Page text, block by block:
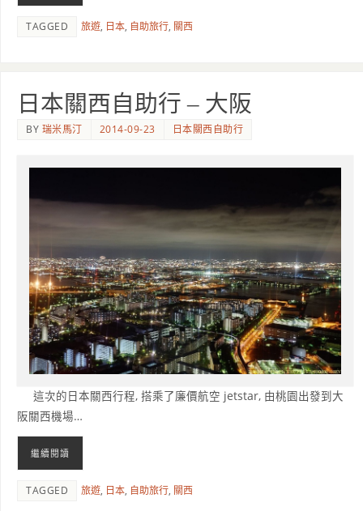
TAGGED 旅遊, 日本, 自助旅行, 關西
日本關西自助行 – 大阪
BY 瑞米馬汀 2014-09-23 日本關西自助行
這次的日本關西行程, 搭乘了廉價航空 jetstar, 由桃園出發到大
阪關西機場…
繼續閱讀
TAGGED 旅遊, 日本, 自助旅行, 關西